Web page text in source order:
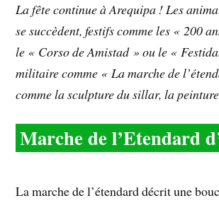
La fête continue à Arequipa ! Les
se succèdent, festifs comme les « 200
le « Corso de Amistad » ou le «
militaire comme « La marche de
comme la sculpture du sillar, la
Marche de l’Etendard
La marche de l’étendard décrit une